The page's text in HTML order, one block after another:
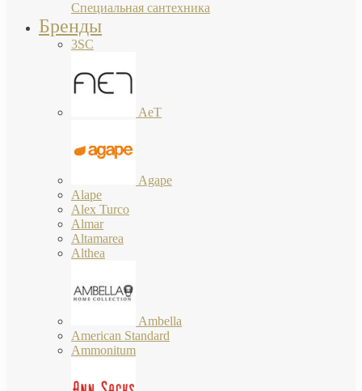
Специальная сантехника
Бренды
3SC
AeT
Agape
Alape
Alex Turco
Almar
Altamarea
Althea
Ambella
American Standard
Ammonitum